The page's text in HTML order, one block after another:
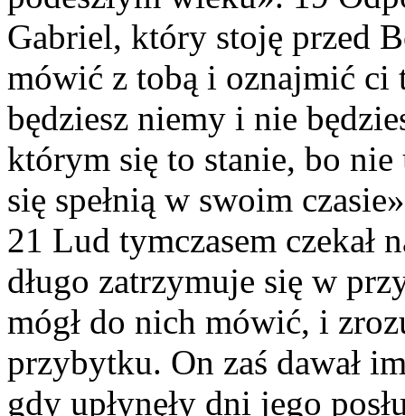
Gabriel, który stoję przed
mówić z tobą i oznajmić ci
będziesz niemy i nie
którym się to stanie, bo nie
się spełnią w swoim
21 Lud tymczasem czekał
długo zatrzymuje się w
mógł do nich mówić, i
przybytku. On zaś dawał
gdy upłynęły dni jego